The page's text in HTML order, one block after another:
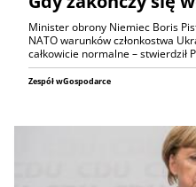
Minister obrony Niemiec Boris
NATO warunków członkostwa
całkowicie normalne –
Zespół wGospodarce